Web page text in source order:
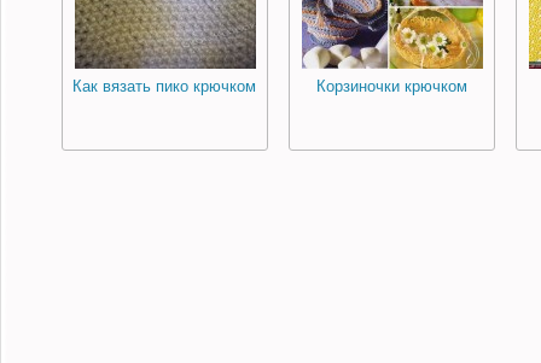
Как вязать пико крючком Корзиночки крючком